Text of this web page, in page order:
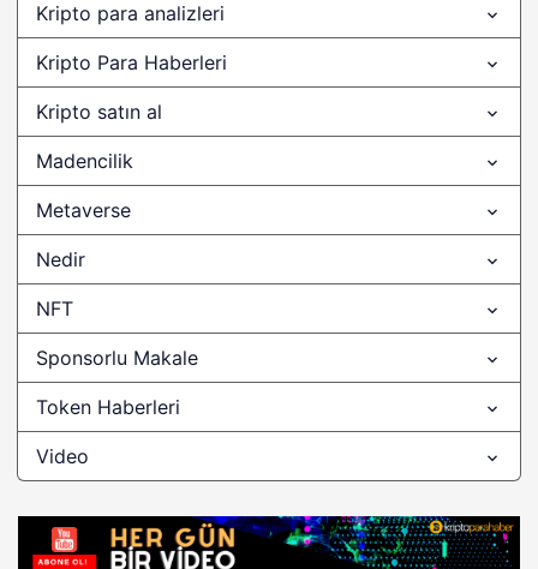
0 Komisyon
0-overwinter
000 dolar
01 ağustosta bitcoine ne olacak
0chain
0x
0x token
0x tokeni
1 ağustos bitcoin
1 ağustos bitcoin ne oluyor
Kripto para analizleri
Kripto Para Haberleri
Kripto satın al
Madencilik
Metaverse
Nedir
NFT
Sponsorlu Makale
Token Haberleri
Video